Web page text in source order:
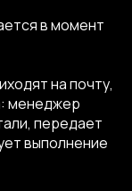
в момент
на почту,
менеджер
передает
выполнение